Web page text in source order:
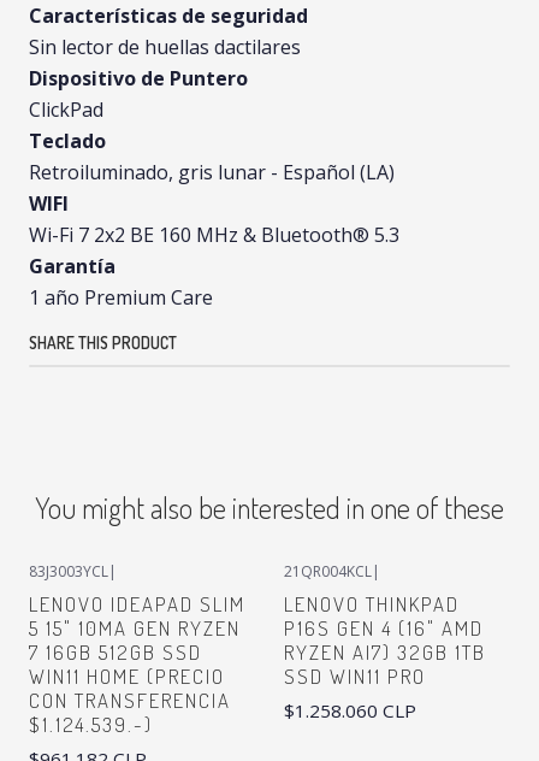
Características de seguridad
Sin lector de huellas dactilares
Dispositivo de Puntero
ClickPad
Teclado
Retroiluminado, gris lunar - Español (LA)
WIFI
Wi-Fi 7 2x2 BE 160 MHz & Bluetooth® 5.3
Garantía
1 año Premium Care
SHARE THIS PRODUCT
You might also be interested in one of these
83J3003YCL|
LENOVO IDEAPAD SLIM
5 15" 10MA GEN RYZEN
7 16GB 512GB SSD
WIN11 HOME (PRECIO
CON TRANSFERENCIA
$1.124.539.-)
21QR004KCL|
LENOVO THINKPAD
P16S GEN 4 (16" AMD
RYZEN AI7) 32GB 1TB
SSD WIN11 PRO
$1.258.060 CLP